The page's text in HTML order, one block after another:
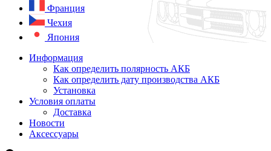
Франция
Чехия
Япония
Информация
Как определить полярность АКБ
Как определить дату производства АКБ
Установка
Условия оплаты
Доставка
Новости
Аксессуары